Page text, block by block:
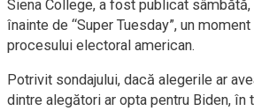
Siena College, a fost publicat
înainte de “Super Tuesday”, un
procesului electoral american.
Potrivit sondajului, dacă alegerile ar
dintre alegători ar opta pentru Biden, în